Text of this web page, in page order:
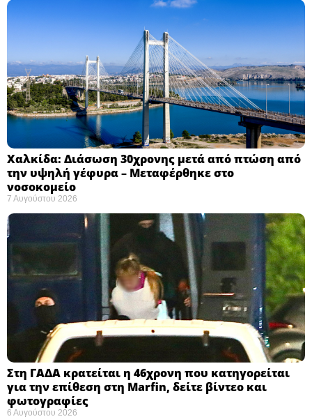
Χαλκίδα: Διάσωση 30χρονης μετά από πτώση από
την υψηλή γέφυρα – Μεταφέρθηκε στο
νοσοκομείο ​
7 Αυγούστου 2026
Στη ΓΑΔΑ κρατείται η 46χρονη που κατηγορείται
για την επίθεση στη Marfin, δείτε βίντεο και
φωτογραφίες
6 Αυγούστου 2026